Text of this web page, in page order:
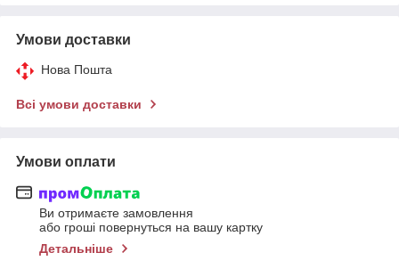
Умови доставки
Нова Пошта
Всі умови доставки
Умови оплати
Ви отримаєте замовлення
або гроші повернуться на вашу картку
Детальніше